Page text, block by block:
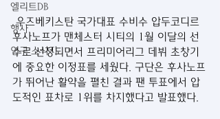
엘리트DB
행사
연구 소식지
우즈베키스탄 국가대표 수비수 압두코디르
후사노프가 맨체스터 시티의 1월 이달의 선
수로 선정되면서 프리미어리그 데뷔 초창기
에 중요한 이정표를 세웠다. 구단은 후사노프
가 뛰어난 활약을 펼친 결과 팬 투표에서 압
도적인 표차로 1위를 차지했다고 발표했다.